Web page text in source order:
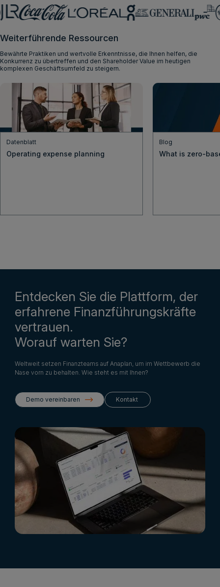
Weiterführende Ressourcen
Bewährte Praktiken und wertvolle Erkenntnisse, die Ihnen helfen, die
Konkurrenz zu übertreffen und den Shareholder Value im heutigen
komplexen Geschäftsumfeld zu steigern.
Datenblatt
Operating expense planning
Blog
What is zero-
Entdecken Sie die Plattform, der
erfahrene Finanzführungskräfte
vertrauen.
Worauf warten Sie?
Weltweit setzen Finanzteams auf Anaplan, um im Wettbewerb die
Nase vorn zu behalten. Wie steht es mit Ihnen?
Demo vereinbaren Kontakt